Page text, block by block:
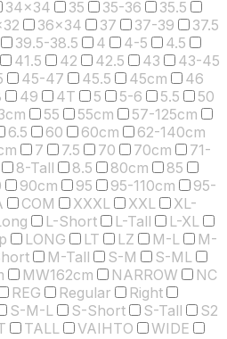
34x34 35 35-36
35.5
36x34 37 37-39
37.5
39.5-38.5 4 4-5
4.5
41.5 42 42.5 43
43-45
45-47 45.5 45cm
46
49 4T 5 5-6 5.5
50
55 55cm
57-125cm
6.5 60 60cm
62-140cm
7 7.5 70 70cm
71-
8-Tall 8.5 80cm
85
90cm 95 95-110cm
95-
COM XXXL XXL
XL-
L-Short L-Tall
L-XL
LONG LT LZ M-L
M-
M-Tall S-M
S-ML
MW162cm NARROW
NC
REG Regular
Right
S-M-L S-Short S-Tall
S2
TALL VAIHTO
WIDE